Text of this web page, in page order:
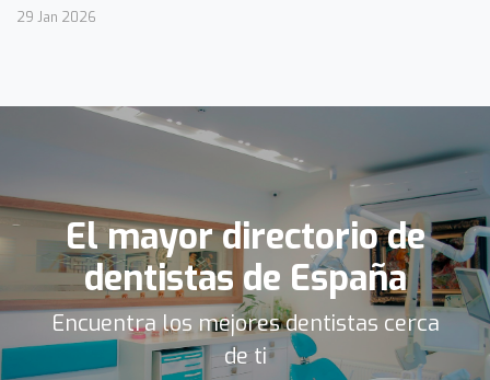
29 Jan 2026
El mayor directorio de
dentistas de España
Encuentra los mejores dentistas cerca
de ti